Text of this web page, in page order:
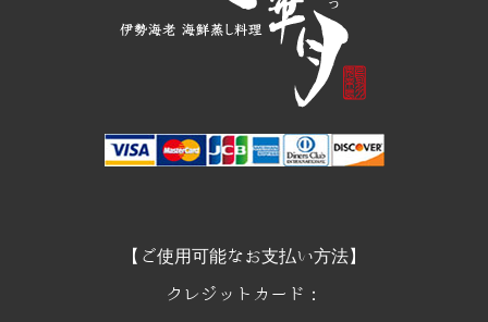
【ご使用可能なお支払い方法】
クレジットカード：